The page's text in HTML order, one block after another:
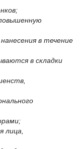
в течение
в складки
лица,